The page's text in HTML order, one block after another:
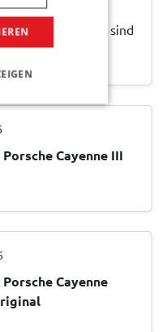
Verarbeit…
Verarbeitung und sind
Cayenne III
Cayenne